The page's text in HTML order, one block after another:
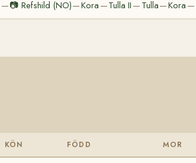
—📷 Refshild (NO)—Kora —Tulla II — Tulla—Kora —
KÖN FÖDD MOR